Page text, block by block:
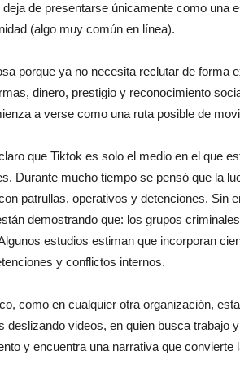
de presentarse únicamente como una
(algo muy común en línea).
porque ya no necesita reclutar de forma
dinero, prestigio y reconocimiento
a verse como una ruta posible de
que Tiktok es solo el medio en el que
Durante mucho tiempo se pensó que la
patrullas, operativos y detenciones. Sin
demostrando que: los grupos
estudios estiman que incorporan
y conflictos internos.
como en cualquier otra organización,
deslizando videos, en quien busca trabajo
y encuentra una narrativa que convierte